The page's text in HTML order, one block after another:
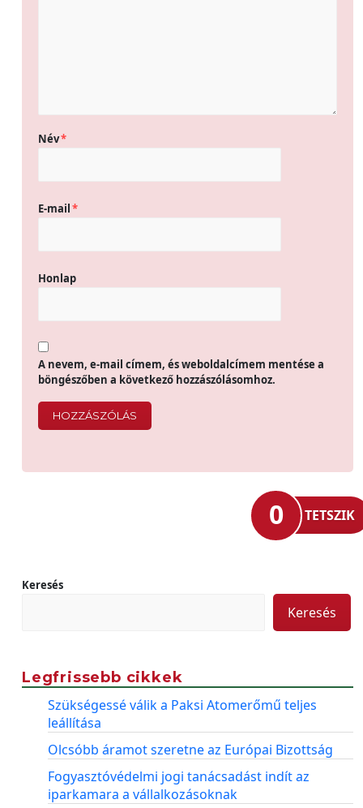
Név*
E-mail*
Honlap
A nevem, e-mail címem, és weboldalcímem mentése a
böngészőben a következő hozzászólásomhoz.
0 TETSZIK
Keresés
Keresés
Legfrissebb cikkek
Szükségessé válik a Paksi Atomerőmű teljes
leállítása
Olcsóbb áramot szeretne az Európai Bizottság
Fogyasztóvédelmi jogi tanácsadást indít az
iparkamara a vállalkozásoknak